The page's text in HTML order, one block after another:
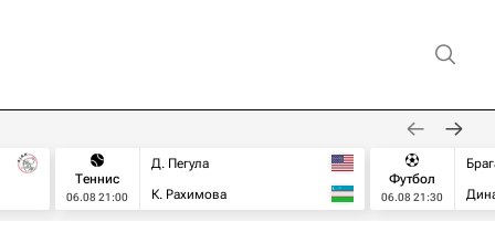
Теннис
06.08 21:00
Д. Пегула
К. Рахимова
Футбол
06.08 21:30